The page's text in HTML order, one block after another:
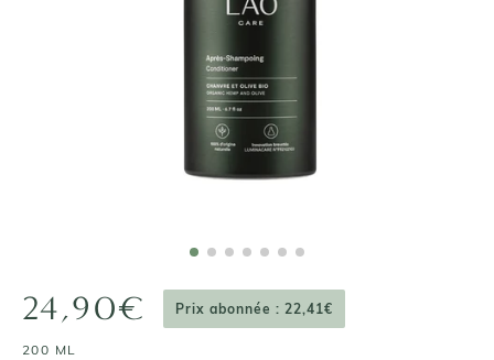
24,90€ Prix abonnée : 22,41€
200 ML